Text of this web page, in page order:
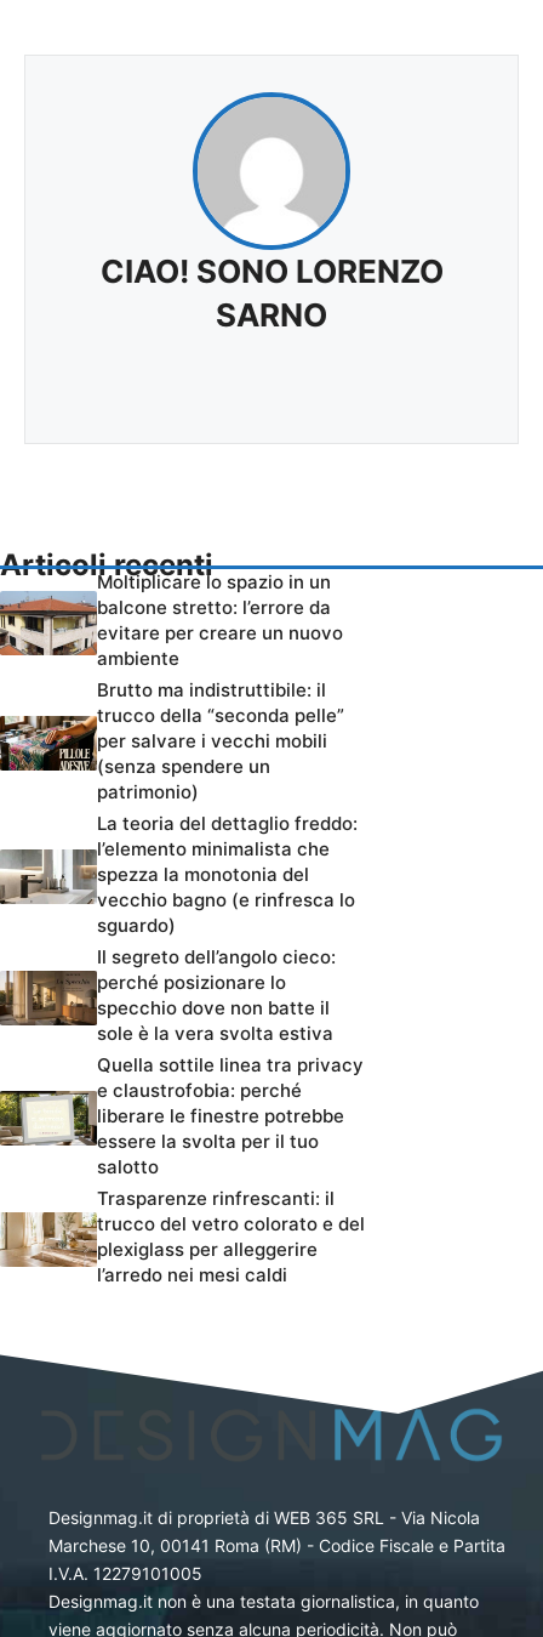
CIAO! SONO LORENZO
SARNO
Articoli recenti
Moltiplicare lo spazio in un
balcone stretto: l’errore da
evitare per creare un nuovo
ambiente
Brutto ma indistruttibile: il
trucco della “seconda pelle”
per salvare i vecchi mobili
(senza spendere un
patrimonio)
La teoria del dettaglio freddo:
l’elemento minimalista che
spezza la monotonia del
vecchio bagno (e rinfresca lo
sguardo)
Il segreto dell’angolo cieco:
perché posizionare lo
specchio dove non batte il
sole è la vera svolta estiva
Quella sottile linea tra privacy
e claustrofobia: perché
liberare le finestre potrebbe
essere la svolta per il tuo
salotto
Trasparenze rinfrescanti: il
trucco del vetro colorato e del
plexiglass per alleggerire
l’arredo nei mesi caldi
Designmag.it di proprietà di WEB 365 SRL - Via Nicola
Marchese 10, 00141 Roma (RM) - Codice Fiscale e Partita
I.V.A. 12279101005
Designmag.it non è una testata giornalistica, in quanto
viene aggiornato senza alcuna periodicità. Non può